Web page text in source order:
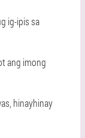
ig-ipis sa
ang imong
hinayhinay